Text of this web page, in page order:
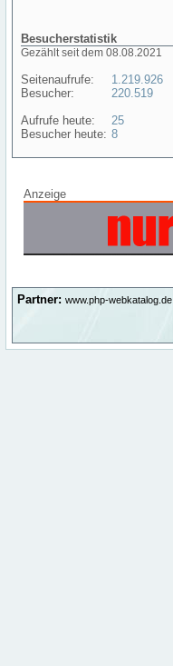
Besucherstatistik
Gezählt seit dem 08.08.2021
Seitenaufrufe:
Besucher:
Aufrufe heute:
Besucher heute:
1.219.926
220.519
25
8
Anzeige
Partner: www.php-webkatalog.de